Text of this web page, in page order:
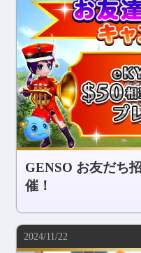
GENSO お友だち
催！
2024/11/22